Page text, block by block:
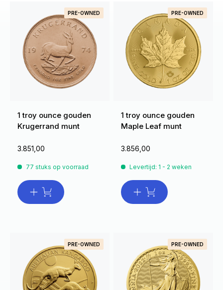
PRE-OWNED
1 troy ounce gouden
Krugerrand munt
3.851,00
77 stuks op voorraad
PRE-OWNED
1 troy ounce gouden
Maple Leaf munt
3.856,00
Levertijd: 1 - 2 weken
PRE-OWNED PRE-OWNED